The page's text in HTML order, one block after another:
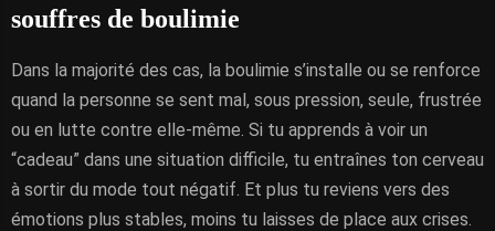
souffres de boulimie
Dans la majorité des cas, la boulimie s’installe ou se renforce
quand la personne se sent mal, sous pression, seule, frustrée
ou en lutte contre elle-même. Si tu apprends à voir un
“cadeau” dans une situation difficile, tu entraînes ton cerveau
à sortir du mode tout négatif. Et plus tu reviens vers des
émotions plus stables, moins tu laisses de place aux crises.